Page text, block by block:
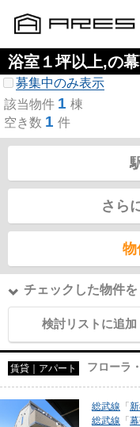
浴室１坪以上,の
募集中のみ表示
該当物件 1 棟
空き数 1 件
さら
物
チェックした物件
検討リストに追加
賃貸｜アパート フローラ
総武線 「新
総武線 「